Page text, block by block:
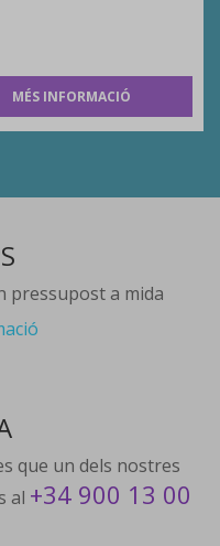
MÉS INFORMACIÓ
pressupost a mida
que un dels nostres
al +34 900 13 00